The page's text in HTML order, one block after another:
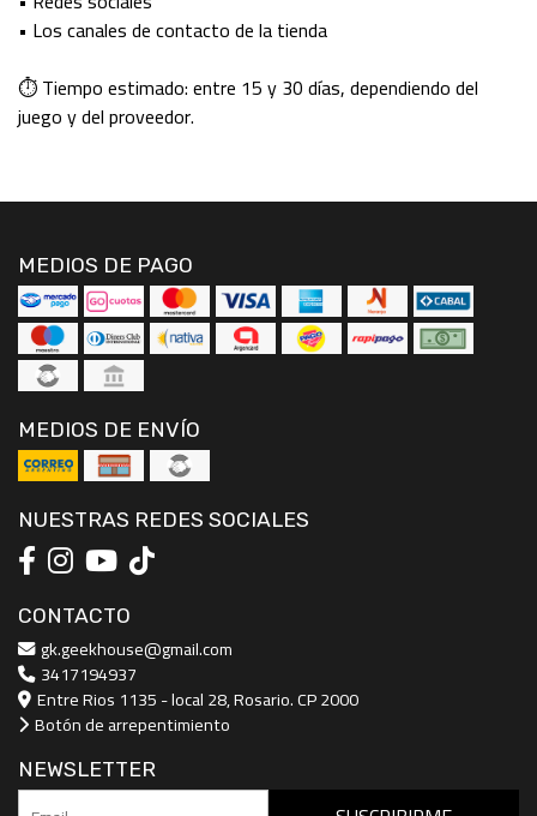
• Los canales de contacto de la tienda
⏱ Tiempo estimado: entre 15 y 30 días, dependiendo del
juego y del proveedor.
MEDIOS DE PAGO
MEDIOS DE ENVÍO
NUESTRAS REDES SOCIALES
CONTACTO
gk.geekhouse@gmail.com
3417194937
Entre Rios 1135 - local 28, Rosario. CP 2000
Botón de arrepentimiento
NEWSLETTER